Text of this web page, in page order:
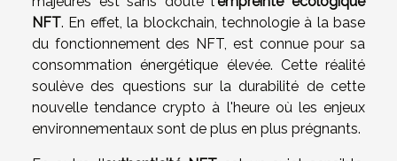
NFT. En effet, la blockchain, technologie à la base
du fonctionnement des NFT, est connue pour sa
consommation énergétique élevée. Cette réalité
soulève des questions sur la durabilité de cette
nouvelle tendance crypto à l'heure où les enjeux
environnementaux sont de plus en plus prégnants.